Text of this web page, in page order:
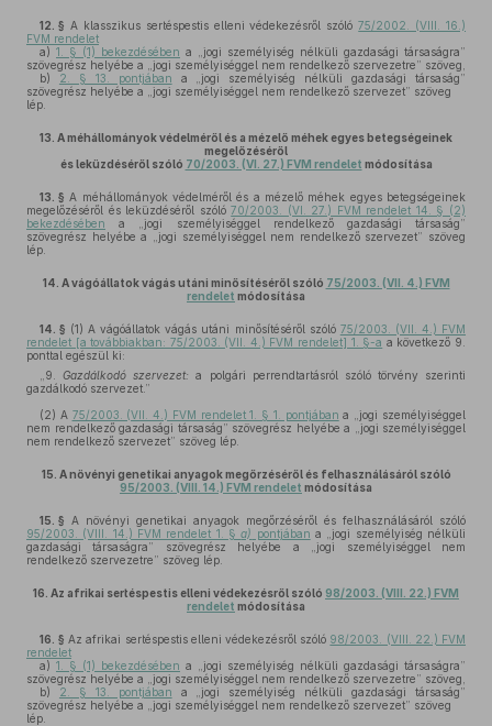
12. § A klasszikus sertéspestis elleni védekezésről szóló75/2002. (VIII. 16.)
FVM rendelet
a) 1. § (1) bekezdésében a „jogi személyiség nélküli gazdasági társaságra”
szövegrész helyébe a „jogi személyiséggel nem rendelkező szervezetre” szöveg,
b)
2. § 13. pontjában a „jogi személyiség nélküli gazdasági társaság”
szövegrész helyébe a „jogi személyiséggel nem rendelkező szervezet” szöveg
lép.
13. A méhállományok védelméről és a mézelő méhek egyes betegségeinek
megelőzéséről
és leküzdéséről szóló 70/2003. (VI. 27.) FVM rendelet módosítása
13. § A méhállományok védelméről és a mézelő méhek egyes betegségeinek
megelőzéséről és leküzdéséről szóló70/2003. (VI. 27.) FVM rendelet 14. § (2)
bekezdésében a „jogi személyiséggel rendelkező gazdasági társaság”
szövegrész helyébe a „jogi személyiséggel nem rendelkező szervezet” szöveg
lép.
14. A vágóállatok vágás utáni minősítéséről szóló 75/2003. (VII. 4.) FVM
rendelet módosítása
14. § (1) A vágóállatok vágás utáni minősítéséről szóló 75/2003. (VII. 4.) FVM
rendelet [a továbbiakban: 75/2003. (VII. 4.) FVM rendelet] 1. §-a a következő 9.
ponttal egészül ki:
„9.Gazdálkodó szervezet: a polgári perrendtartásról szóló törvény szerinti
gazdálkodó szervezet.”
(2) A 75/2003. (VII. 4.) FVM rendelet 1. § 1. pontjában a „jogi személyiséggel
nem rendelkező gazdasági társaság” szövegrész helyébe a „jogi személyiséggel
nem rendelkező szervezet” szöveg lép.
15. A növényi genetikai anyagok megőrzéséről és felhasználásáról szóló
95/2003. (VIII. 14.) FVM rendelet módosítása
15. § A növényi genetikai anyagok megőrzéséről és felhasználásáról szóló
95/2003. (VIII. 14.) FVM rendelet 1. §a) pontjában a „jogi személyiség nélküli
gazdasági társaságra” szövegrész helyébe a „jogi személyiséggel nem
rendelkező szervezetre” szöveg lép.
16. Az afrikai sertéspestis elleni védekezésről szóló 98/2003. (VIII. 22.) FVM
rendelet módosítása
16. § Az afrikai sertéspestis elleni védekezésről szóló 98/2003. (VIII. 22.) FVM
rendelet
a) 1. § (1) bekezdésében a „jogi személyiség nélküli gazdasági társaságra”
szövegrész helyébe a „jogi személyiséggel nem rendelkező szervezetre” szöveg,
b)
2. § 13. pontjában a „jogi személyiség nélküli gazdasági társaság”
szövegrész helyébe a „jogi személyiséggel nem rendelkező szervezet” szöveg
lép.